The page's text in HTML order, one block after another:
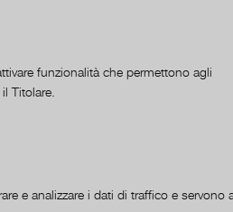
funzionalità che permettono agli
Titolare.
e analizzare i dati di traffico e servono